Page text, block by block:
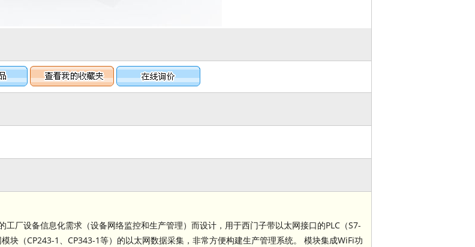
厂设备信息化需求（设备网络监控和生产管理）而设计，用于西门子带以太网接口的PLC（S7-
块（CP243-1、CP343-1等）的以太网数据采集，非常方便构建生产管理系统。 模块集成WiFi功